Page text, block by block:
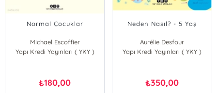
Normal Çocuklar
Michael Escoffier
Yapı Kredi Yayınları ( YKY )
₺180,00
Neden Nasıl? - 5 Yaş
Aurélie Desfour
Yapı Kredi Yayınları ( YKY )
₺350,00